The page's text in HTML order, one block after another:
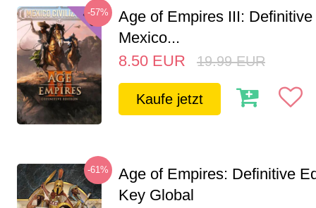
-57%
Age of Empires III:
Mexico...
8.50 EUR 19.99 EUR
Kaufe jetzt
-61%
Age of Empires: Definitive
Key Global